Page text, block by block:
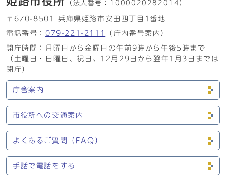
（法人番号： 1000020282014）
〒670-8501 兵庫県姫路市安田四丁目1番地
電話番号： 079-221-2111
（庁内番号案内）
開庁時間：月曜日から金曜日の午前9時から午後5時まで
（土曜日・日曜日、祝日、12月29日から翌年1月3日までは
閉庁）
庁舎案内
市役所への交通案内
よくあるご質問（FAQ）
手話で電話をする